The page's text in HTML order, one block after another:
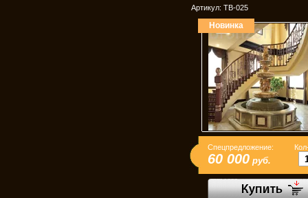
Артикул: ТВ-025
Новинка
Спецпредложение:
60 000 руб.